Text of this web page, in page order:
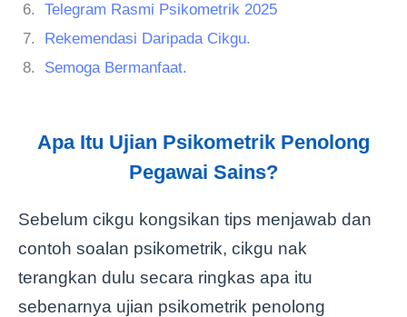
Telegram Rasmi Psikometrik 2025
Rekemendasi Daripada Cikgu.
Semoga Bermanfaat.
Apa Itu Ujian Psikometrik Penolong
Pegawai Sains?
Sebelum cikgu kongsikan tips menjawab dan
contoh soalan psikometrik, cikgu nak
terangkan dulu secara ringkas apa itu
sebenarnya ujian psikometrik penolong